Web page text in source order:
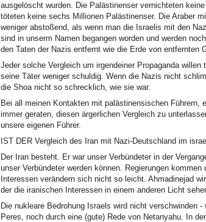
ausgelöscht wurden. Die Palästinenser vernichteten
töteten keine sechs Millionen Palästinenser. Die Araber
weniger abstoßend, als wenn man die Israelis mit den
sind in unserm Namen begangen worden und werden
den Taten der Nazis entfernt wie die Erde von entfernten
Jeder solche Vergleich um irgendeiner Propaganda
seine Täter weniger schuldig. Wenn die Nazis nicht
die Shoa nicht so schrecklich, wie sie war.
Bei all meinen Kontakten mit palästinensischen Führern,
immer geraten, diesen ärgerlichen Vergleich zu
unsere eigenen Führer.
IST DER Vergleich des Iran mit Nazi-Deutschland im
Der Iran besteht. Er war unser Verbündeter in der
unser Verbündeter werden können. Regierungen
Interessen verändern sich nicht so leicht. Ahmadinejad
der die iranischen Interessen in einem anderen Licht
Die nukleare Bedrohung Israels wird nicht verschwinden
Peres, noch durch eine (gute) Rede von Netanyahu. In